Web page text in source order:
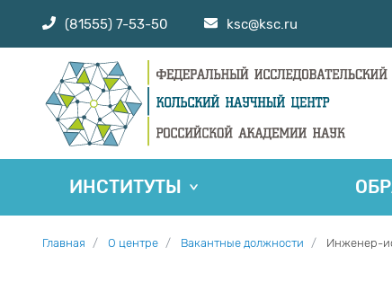
(81555) 7-53-50 ksc@ksc.ru
ИНСТИТУТЫ
Главная О центре Вакантные должности Инженер-